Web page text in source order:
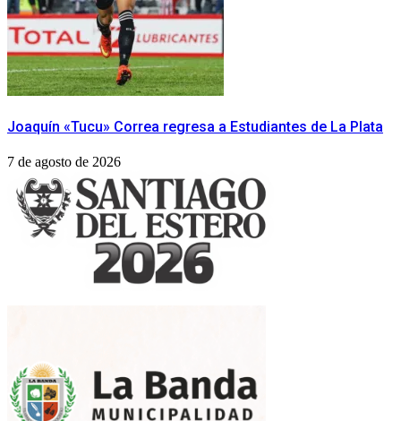
Joaquín «Tucu» Correa regresa a Estudiantes de La Plata
7 de agosto de 2026